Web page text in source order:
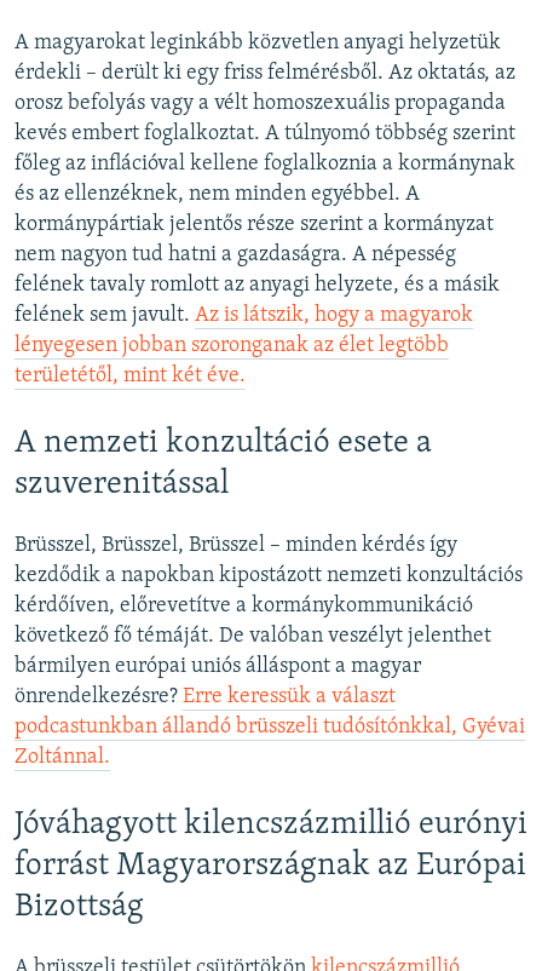
A magyarokat leginkább közvetlen anyagi helyzetük
érdekli – derült ki egy friss felmérésből. Az oktatás, az
orosz befolyás vagy a vélt homoszexuális propaganda
kevés embert foglalkoztat. A túlnyomó többség szerint
főleg az inflációval kellene foglalkoznia a kormánynak
és az ellenzéknek, nem minden egyébbel. A
kormánypártiak jelentős része szerint a kormányzat
nem nagyon tud hatni a gazdaságra. A népesség
felének tavaly romlott az anyagi helyzete, és a másik
felének sem javult. Az is látszik, hogy a magyarok
lényegesen jobban szoronganak az élet legtöbb
területétől, mint két éve.
A nemzeti konzultáció esete a
szuverenitással
Brüsszel, Brüsszel, Brüsszel – minden kérdés így
kezdődik a napokban kipostázott nemzeti konzultációs
kérdőíven, előrevetítve a kormánykommunikáció
következő fő témáját. De valóban veszélyt jelenthet
bármilyen európai uniós álláspont a magyar
önrendelkezésre? Erre keressük a választ
podcastunkban állandó brüsszeli tudósítónkkal, Gyévai
Zoltánnal.
Jóváhagyott kilencszázmillió eurónyi
forrást Magyarországnak az Európai
Bizottság